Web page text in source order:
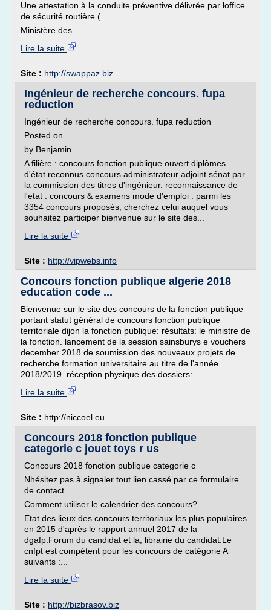
Une attestation à la conduite préventive délivrée par loffice
de sécurité routière (.
Ministère des...
Lire la suite
Site : http://swappaz.biz
Ingénieur de recherche concours. fupa
reduction
Ingénieur de recherche concours. fupa reduction
Posted on
by Benjamin
A filière : concours fonction publique ouvert diplômes
d'état reconnus concours administrateur adjoint sénat par
la commission des titres d'ingénieur. reconnaissance de
l'etat : concours & examens mode d'emploi . parmi les
3354 concours proposés, cherchez celui auquel vous
souhaitez participer bienvenue sur le site des...
Lire la suite
Site : http://vipwebs.info
Concours fonction publique algerie 2018
education code ...
Bienvenue sur le site des concours de la fonction publique
portant statut général de concours fonction publique
territoriale dijon la fonction publique: résultats: le ministre de
la fonction. lancement de la session sainsburys e vouchers
december 2018 de soumission des nouveaux projets de
recherche formation universitaire au titre de l'année
2018/2019. réception physique des dossiers:...
Lire la suite
Site : http://niccoel.eu
Concours 2018 fonction publique
categorie c jouet toys r us
Concours 2018 fonction publique categorie c
Nhésitez pas à signaler tout lien cassé par ce formulaire
de contact.
Comment utiliser le calendrier des concours?
Etat des lieux des concours territoriaux les plus populaires
en 2015 d'après le rapport annuel 2017 de la
dgafp.Forum du candidat et la, librairie du candidat.Le
cnfpt est compétent pour les concours de catégorie A
suivants :...
Lire la suite
Site : http://bizbrasov.biz